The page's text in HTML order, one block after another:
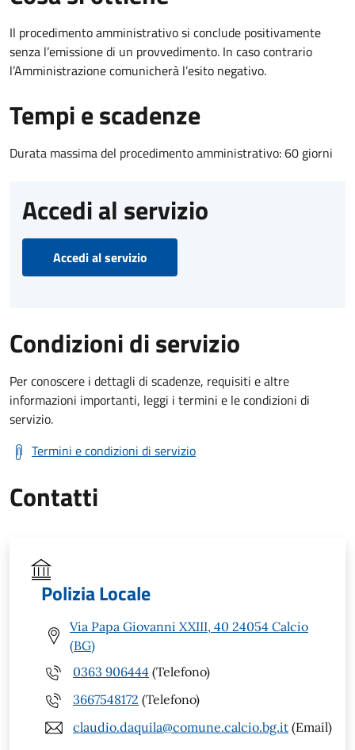
Il procedimento amministrativo si conclude positivamente
senza l’emissione di un provvedimento. In caso contrario
l’Amministrazione comunicherà l’esito negativo.
Tempi e scadenze
Durata massima del procedimento amministrativo: 60 giorni
Accedi al servizio
Accedi al servizio
Condizioni di servizio
Per conoscere i dettagli di scadenze, requisiti e altre
informazioni importanti, leggi i termini e le condizioni di
servizio.
Termini e condizioni di servizio
Contatti
Polizia Locale
Via Papa Giovanni XXIII, 40 24054 Calcio
(BG)
0363 906444 (Telefono)
3667548172 (Telefono)
claudio.daquila@comune.calcio.bg.it (Email)